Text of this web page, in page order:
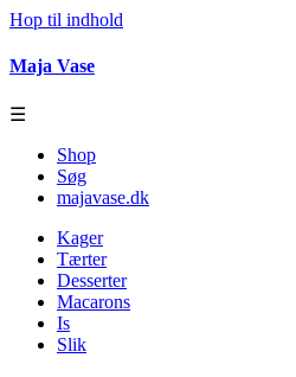
Hop til indhold
Maja Vase
☰
Shop
Søg
majavase.dk
Kager
Tærter
Desserter
Macarons
Is
Slik